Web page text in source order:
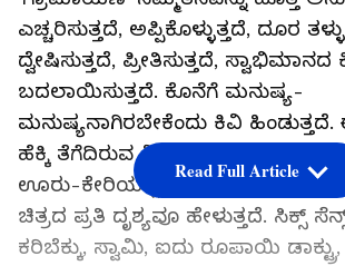
ಎಚ್ಚರಿಸುತ್ತದೆ, ಅಪ್ಪಿಕೊಳ್ಳುತ್ತದೆ, ದೂರ
ದ್ವೇಷಿಸುತ್ತದೆ, ಪ್ರೀತಿಸುತ್ತದೆ,
ಬದಲಾಯಿಸುತ್ತದೆ. ಕೊನೆಗೆ ಮನುಷ್ಯ-
ಮನುಷ್ಯನಾಗಿರಬೇಕೆಂದು ಕಿವಿ
ಹೆಕ್ಕಿ ತೆಗೆದಿರುವ ನಿರ್ದೇಶಕ ದೇವನೂರು
ಊರು-ಕೇರಿಯಲ್ಲಿ ಗಾಢವಾಗಿಯೇ
ಚಿತ್ರದ ಪ್ರತಿ ದೃಶ್ಯವೂ ಹೇಳುತ್ತದೆ. ಸಿಕ್ಸ್‌
ಕರಿಬೆಕ್ಕು, ಸ್ವಾಮಿ, ಐದು ರೂಪಾಯಿ
Read Full Article